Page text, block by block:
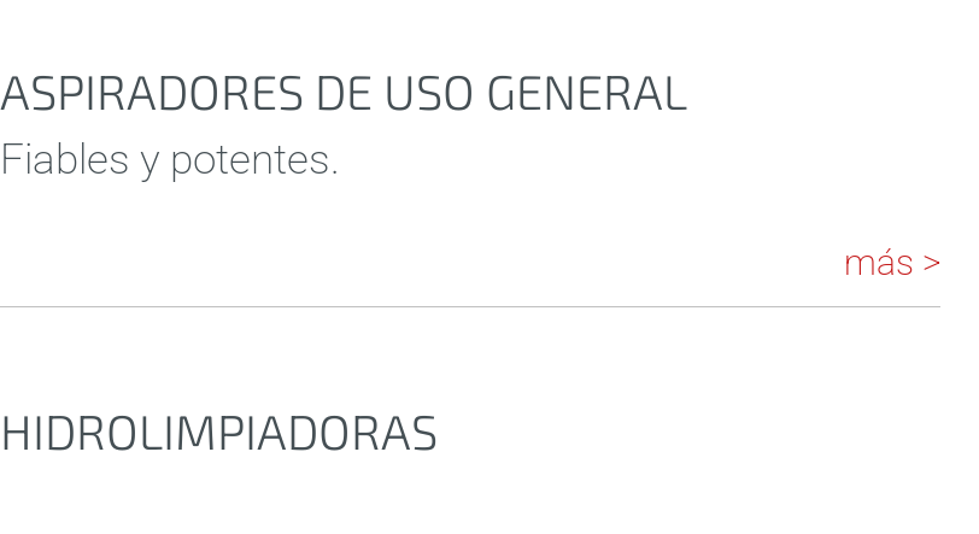
ASPIRADORES DE USO GENERAL
Fiables y potentes.
más >
HIDROLIMPIADORAS